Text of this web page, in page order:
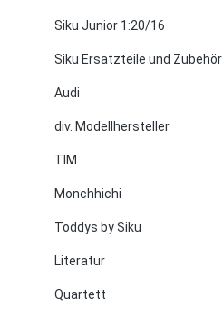
Siku Junior 1:20/16
Siku Ersatzteile und Zubehör
Audi
div. Modellhersteller
TIM
Monchhichi
Toddys by Siku
Literatur
Quartett